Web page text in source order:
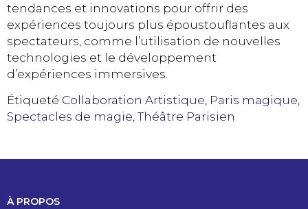
tendances et innovations pour offrir des
expériences toujours plus époustouflantes aux
spectateurs, comme l’utilisation de nouvelles
technologies et le développement
d’expériences immersives.
Étiqueté Collaboration Artistique, Paris magique,
Spectacles de magie,Théâtre Parisien
À PROPOS